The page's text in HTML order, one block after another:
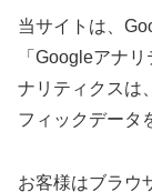
当サイトは、
「Googleアナ
ナリティクスは
フィックデータ
お客様はブラウ